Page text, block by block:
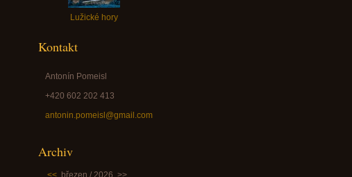
Lužické hory
Kontakt
Antonín Pomeisl
+420 602 202 413
antonin.pomeisl@gmail.com
Archiv